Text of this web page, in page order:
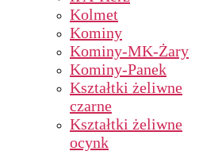
Kolmet
Kominy
Kominy-MK-Żary
Kominy-Panek
Kształtki żeliwne
czarne
Kształtki żeliwne
ocynk